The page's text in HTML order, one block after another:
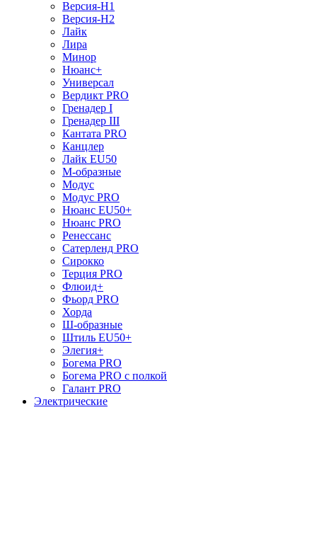
Версия-Н1
Версия-Н2
Лайк
Лира
Минор
Нюанс+
Универсал
Вердикт PRO
Гренадер I
Гренадер III
Кантата PRO
Канцлер
Лайк EU50
М-образные
Модус
Модус PRO
Нюанс EU50+
Нюанс PRO
Ренессанс
Сатерленд PRO
Сирокко
Терция PRO
Флюид+
Фьорд PRO
Хорда
Ш-образные
Штиль EU50+
Элегия+
Богема PRO
Богема PRO с полкой
Галант PRO
Электрические